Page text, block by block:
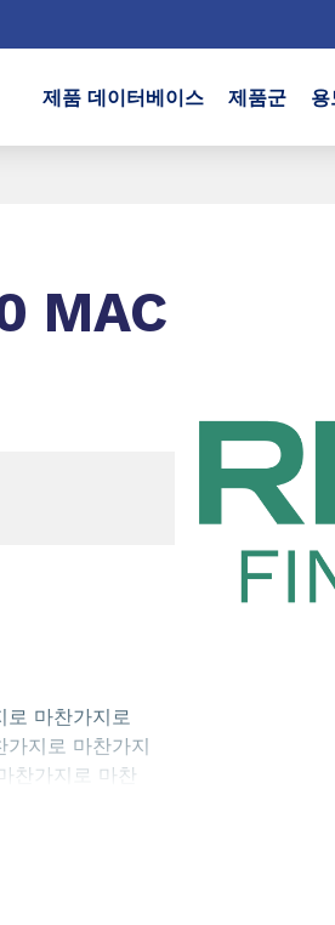
제품 데이터베이스 제품군
MAC
로 마찬가지로
지로 마찬가지
찬가지로 마찬
마찬가지로
가지로 마찬
마찬가지로